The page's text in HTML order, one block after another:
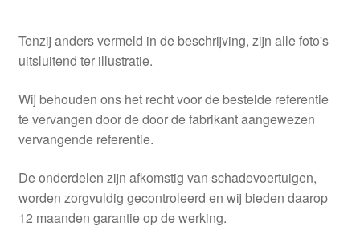
Tenzij anders vermeld in de beschrijving, zijn alle foto's
uitsluitend ter illustratie.
Wij behouden ons het recht voor de bestelde referentie
te vervangen door de door de fabrikant aangewezen
vervangende referentie.
De onderdelen zijn afkomstig van schadevoertuigen,
worden zorgvuldig gecontroleerd en wij bieden daarop
12 maanden garantie op de werking.